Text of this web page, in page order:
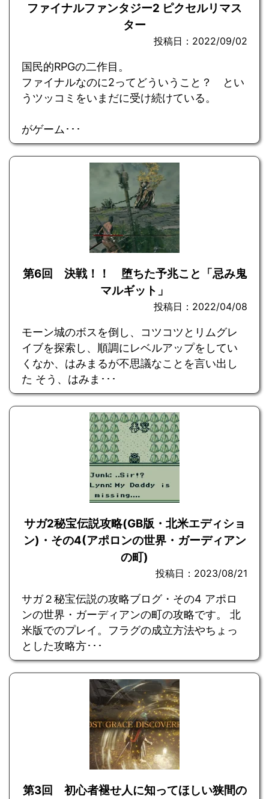
ファイナルファンタジー2 ピクセルリマス
ター
投稿日：2022/09/02
国民的RPGの二作目。
ファイナルなのに2ってどういうこと？ とい
うツッコミをいまだに受け続けている。
がゲーム･･･
第6回 決戦！！ 堕ちた予兆こと「忌み鬼
マルギット」
投稿日：2022/04/08
モーン城のボスを倒し、コツコツとリムグレ
イブを探索し、順調にレベルアップをしてい
くなか、はみまるが不思議なことを言い出し
た そう、はみま･･･
サガ2秘宝伝説攻略(GB版・北米エディショ
ン)・その4(アポロンの世界・ガーディアン
の町)
投稿日：2023/08/21
サガ２秘宝伝説の攻略ブログ・その4 アポロ
ンの世界・ガーディアンの町の攻略です。 北
米版でのプレイ。フラグの成立方法やちょっ
とした攻略方･･･
第3回 初心者褪せ人に知ってほしい狭間の